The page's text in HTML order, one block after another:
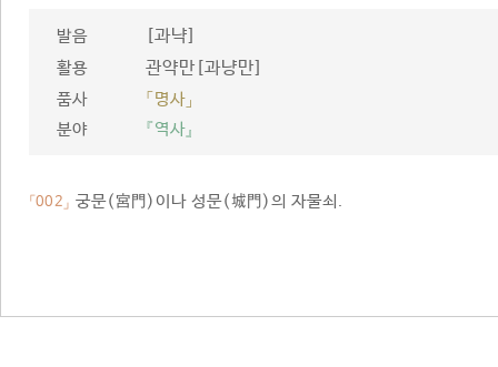
발음 [과냑]
활용 관약만[과냥만]
품사
「명사」
분야
『역사』
「002」 궁문(宮門)이나 성문(城門)의 자물쇠.